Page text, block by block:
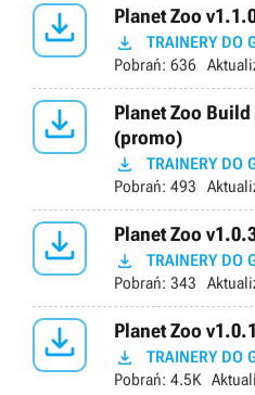
 Planet Zoo
 TRAINERY DO
Pobrań: 636

Planet Zoo
(promo)
 TRAINERY DO
Pobrań: 493
 Planet Zoo
 TRAINERY DO
Pobrań: 343
 Planet Zoo
 TRAINERY DO
Pobrań: 4.5K